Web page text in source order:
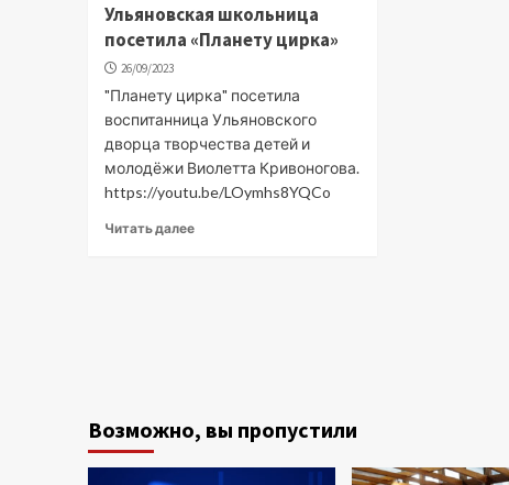
Ульяновская школьница
посетила «Планету цирка»
26/09/2023
"Планету цирка" посетила
воспитанница Ульяновского
дворца творчества детей и
молодёжи Виолетта Кривоногова.
https://youtu.be/LOymhs8YQCo
Читать далее
Возможно, вы пропустили